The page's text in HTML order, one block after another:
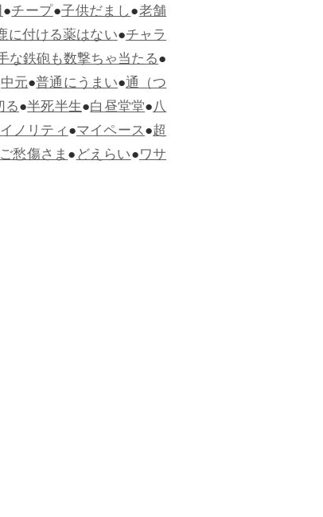
●チープ●子供だまし●老舗
に付ける薬はない●チャラ
な鉄砲も数撃ちゃ当たる●
中元●普通にうまい●通（つ
る●半死半生●白昼堂堂●八
ノリティ●マイペース●超
ご愁傷さま●どえらい●ワサ